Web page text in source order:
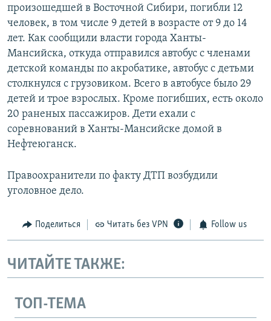
произошедшей в Восточной Сибири, погибли 12
человек, в том числе 9 детей в возрасте от 9 до 14
лет. Как сообщили власти города Ханты-
Мансийска, откуда отправился автобус с членами
детской команды по акробатике, автобус с детьми
столкнулся с грузовиком. Всего в автобусе было 29
детей и трое взрослых. Кроме погибших, есть около
20 раненых пассажиров. Дети ехали с
соревнований в Ханты-Мансийске домой в
Нефтеюганск.
Правоохранители по факту ДТП возбудили
уголовное дело.
Поделиться Читать без VPN Follow us
ЧИТАЙТЕ ТАКЖЕ:
ТОП-ТЕМА